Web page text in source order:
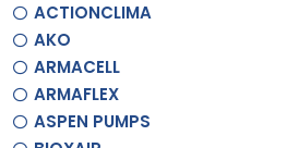
ACTIONCLIMA
AKO
ARMACELL
ARMAFLEX
ASPEN PUMPS